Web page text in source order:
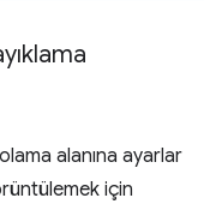
alanına ayarlar
için